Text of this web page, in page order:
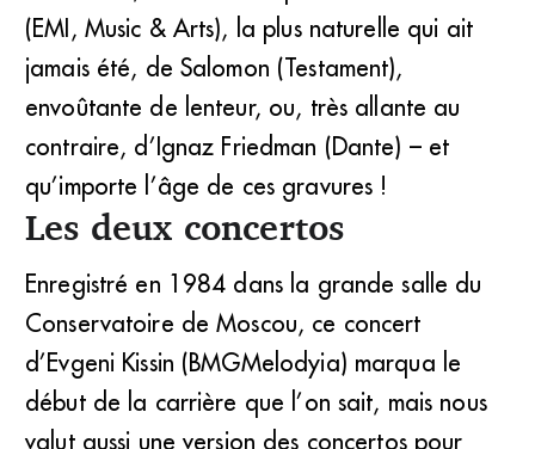
(EMI, Music & Arts), la plus naturelle qui ait
jamais été, de Salomon (Testament),
envoûtante de lenteur, ou, très allante au
contraire, d’Ignaz Friedman (Dante) – et
qu’importe l’âge de ces gravures !
Les deux concertos
Enregistré en 1984 dans la grande salle du
Conservatoire de Moscou, ce concert
d’Evgeni Kissin (BMGMelodyia) marqua le
début de la carrière que l’on sait, mais nous
valut aussi une version des concertos pour